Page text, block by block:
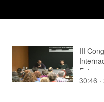
III
30:46